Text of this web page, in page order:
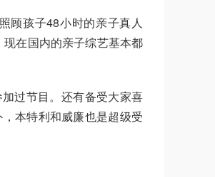
顾孩子48小时的亲子真人
在国内的亲子综艺基本都
过节目。还有备受大家喜
本特利和威廉也是超级受